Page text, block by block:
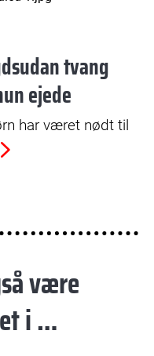
tvang
ejede
har været nødt til
være
i …